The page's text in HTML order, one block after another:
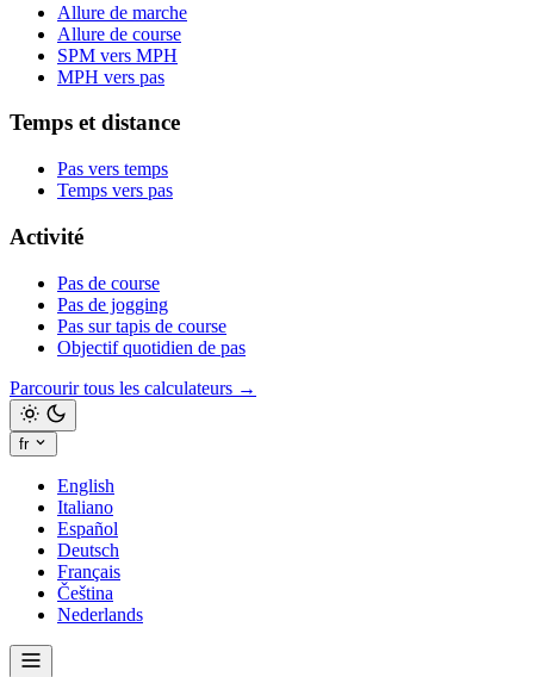
Allure de marche
Allure de course
SPM vers MPH
MPH vers pas
Temps et distance
Pas vers temps
Temps vers pas
Activité
Pas de course
Pas de jogging
Pas sur tapis de course
Objectif quotidien de pas
Parcourir tous les calculateurs →
fr
English
Italiano
Español
Deutsch
Français
Čeština
Nederlands